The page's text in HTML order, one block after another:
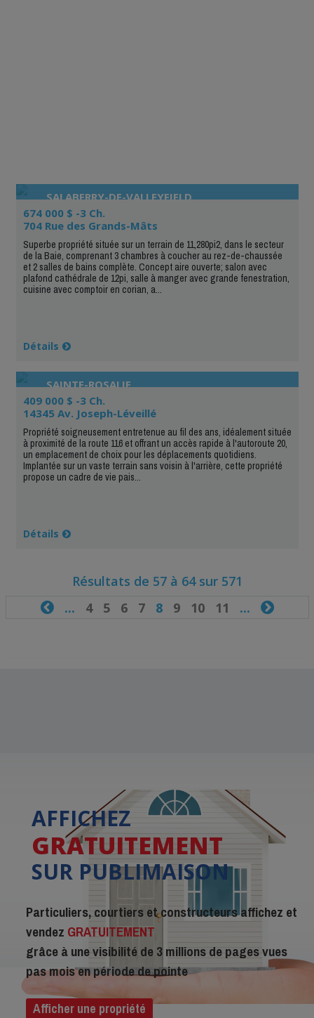
SALABERRY-DE-VALLEYFIELD
674 000 $ -3 Ch.
704 Rue des Grands-Mâts
Superbe propriété située sur un terrain de 11,280pi2, dans le secteur
de la Baie, comprenant 3 chambres à coucher au rez-de-chaussée
et 2 salles de bains complète. Concept aire ouverte; salon avec
plafond cathédrale de 12pi, salle à manger avec grande fenestration,
cuisine avec comptoir en corian, a...
Détails
SAINTE-ROSALIE
409 000 $ -3 Ch.
14345 Av. Joseph-Léveillé
Propriété soigneusement entretenue au fil des ans, idéalement située
à proximité de la route 116 et offrant un accès rapide à l'autoroute 20,
un emplacement de choix pour les déplacements quotidiens.
Implantée sur un vaste terrain sans voisin à l'arrière, cette propriété
propose un cadre de vie pais...
Détails
Résultats de 57 à 64 sur 571
... 4 5 6 78 9 10 11 ... 
AFFICHEZ
GRATUITEMENT
SUR PUBLIMAISON
Particuliers, courtiers et constructeurs affichez et
vendez GRATUITEMENT
grâce à une visibilité de 3 millions de pages vues
pas mois en période de pointe
Afficher une propriété